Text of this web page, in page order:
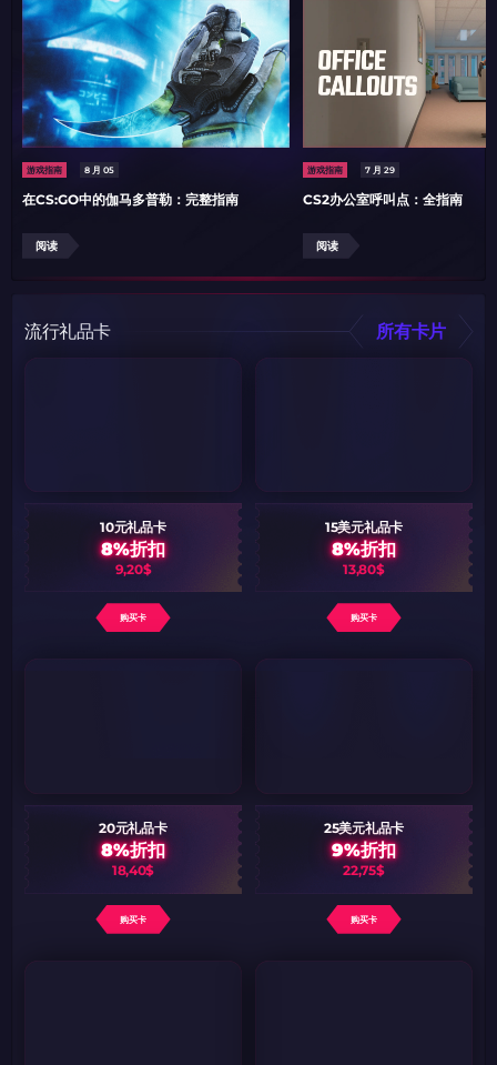
游戏指南 8 月 05
在CS:GO中的伽马多普勒：完整指南
阅读
游戏指南 7 月 29
CS2办公室呼叫点：全指南
阅读
流行礼品卡 所有卡片
10元礼品卡
8%折扣
9,20$
购买卡
15美元礼品卡
8%折扣
13,80$
购买卡
20元礼品卡
8%折扣
18,40$
购买卡
25美元礼品卡
9%折扣
22,75$
购买卡